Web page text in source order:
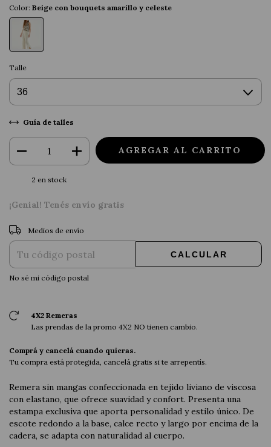
Color: Beige con bouquets amarillo y celeste
Talle
Guía de talles
2 en stock
¡Genial! Tenés envío gratis
Entregas para el CP:
Medios de envío
CALCULAR
No sé mi código postal
4X2 Remeras
Las prendas de la promo 4X2 NO tienen cambio.
Comprá y cancelá cuando quieras.
Tu compra está protegida, cancelá gratis si te arrepentís.
Remera sin mangas confeccionada en tejido liviano de viscosa
con elastano, que ofrece suavidad y confort. Presenta una
estampa exclusiva que aporta personalidad y estilo único. De
escote redondo a la base, calce recto y largo por encima de la
cadera, se adapta con naturalidad al cuerpo.